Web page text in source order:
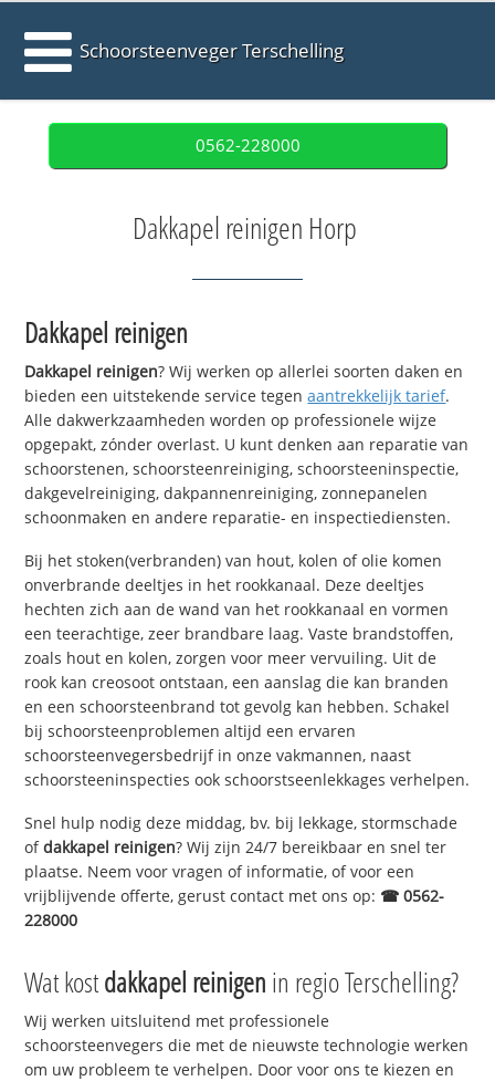
Schoorsteenveger Terschelling
0562-228000
Dakkapel reinigen Horp
Dakkapel reinigen
Dakkapel reinigen? Wij werken op allerlei soorten daken en
bieden een uitstekende service tegenaantrekkelijk tarief.
Alle dakwerkzaamheden worden op professionele wijze
opgepakt, zónder overlast. U kunt denken aan reparatie van
schoorstenen, schoorsteenreiniging, schoorsteeninspectie,
dakgevelreiniging, dakpannenreiniging, zonnepanelen
schoonmaken en andere reparatie- en inspectiediensten.
Bij het stoken(verbranden) van hout, kolen of olie komen
onverbrande deeltjes in het rookkanaal. Deze deeltjes
hechten zich aan de wand van het rookkanaal en vormen
een teerachtige, zeer brandbare laag. Vaste brandstoffen,
zoals hout en kolen, zorgen voor meer vervuiling. Uit de
rook kan creosoot ontstaan, een aanslag die kan branden
en een schoorsteenbrand tot gevolg kan hebben. Schakel
bij schoorsteenproblemen altijd een ervaren
schoorsteenvegersbedrijf in onze vakmannen, naast
schoorsteeninspecties ook schoorstseenlekkages verhelpen.
Snel hulp nodig deze middag, bv. bij lekkage, stormschade
ofdakkapel reinigen? Wij zijn 24/7 bereikbaar en snel ter
plaatse. Neem voor vragen of informatie, of voor een
vrijblijvende offerte, gerust contact met ons op: ☎ 0562-
228000
Wat kostdakkapel reinigen in regio Terschelling?
Wij werken uitsluitend met professionele
schoorsteenvegers die met de nieuwste technologie werken
om uw probleem te verhelpen. Door voor ons te kiezen en